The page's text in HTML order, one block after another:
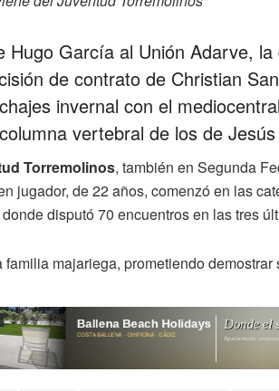
Hugo García al Unión Adarve,
de contrato de Christian
invernal con el
vertebral de los de
Torremolinos, también en Segunda
jugador, de 22 años, comenzó en las
donde disputó 70 encuentros en las tres
majariega, prometiendo